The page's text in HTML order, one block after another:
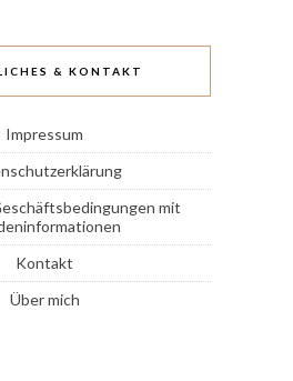
& KONTAKT
Impressum
mit
Kontakt
Über mich